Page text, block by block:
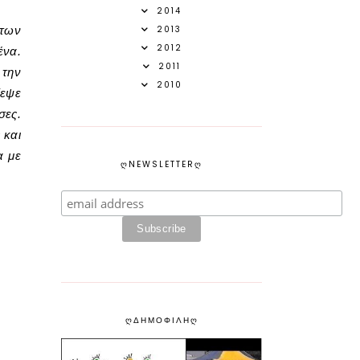
με
2014
2013
2012
2011
2010
ᲦNEWSLETTERᲦ
ᲦΔΗΜΟΦΙΛΗᲦ